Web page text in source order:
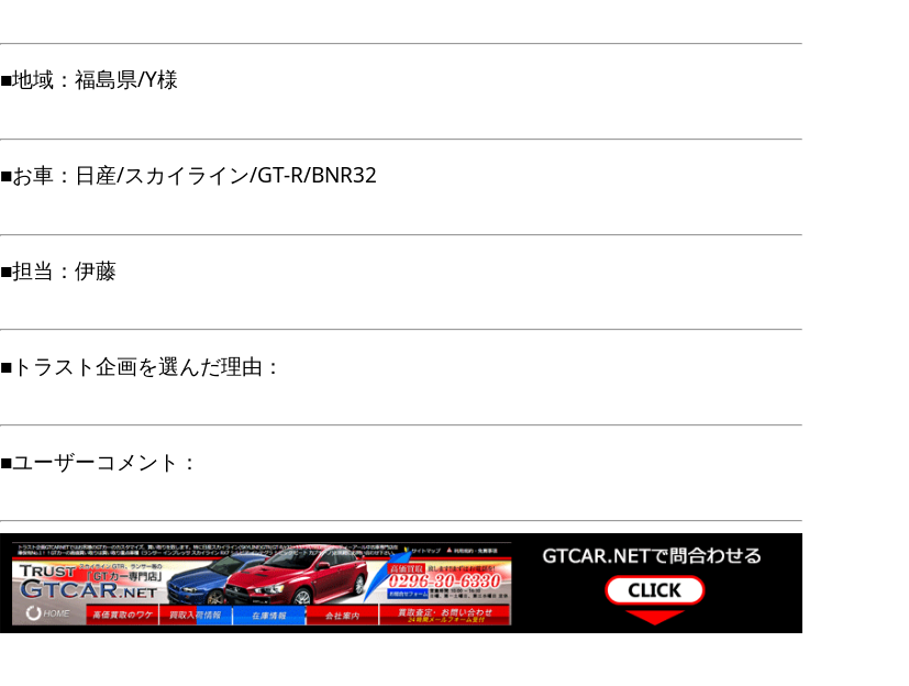
■地域：福島県/Y様
■お車：日産/スカイライン/GT-R/BNR32
■担当：伊藤
■トラスト企画を選んだ理由：
■ユーザーコメント：